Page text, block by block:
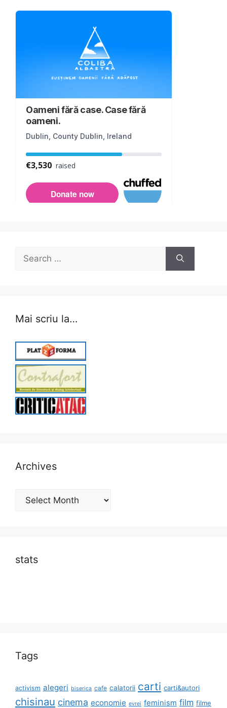
Search
for:
Mai scriu la…
Archives
Archives
stats
Tags
activism alegeri biserica cafe calatorii carti carti&autori
chisinau cinema economie evrei feminism film filme